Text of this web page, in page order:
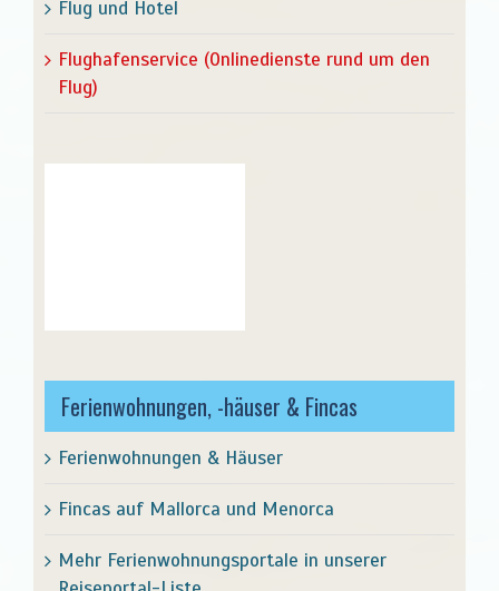
Flug und Hotel
Flughafenservice (Onlinedienste rund um den
Flug)
Ferienwohnungen, -häuser & Fincas
Ferienwohnungen & Häuser
Fincas auf Mallorca und Menorca
Mehr Ferienwohnungsportale in unserer